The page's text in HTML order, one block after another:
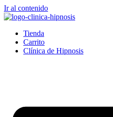
Ir al contenido
Tienda
Carrito
Clínica de Hipnosis